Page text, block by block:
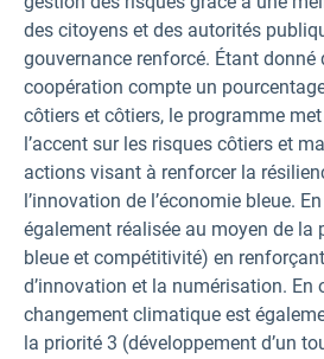
des citoyens et des autorités
gouvernance renforcé. Étant donné
coopération compte un
côtiers et côtiers, le programme
l’accent sur les risques côtiers et
actions visant à renforcer la
l’innovation de l’économie bleue.
également réalisée au moyen de la
bleue et compétitivité) en
d’innovation et la numérisation. En
changement climatique est
la priorité 3 (développement d’un